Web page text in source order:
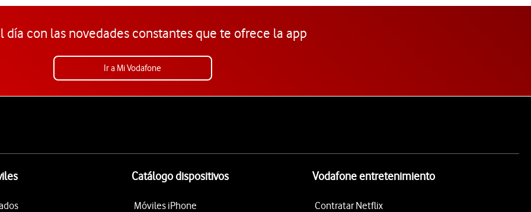
día con las novedades constantes que te ofrece la app
Ir a Mi Vodafone
Catálogo dispositivos
Móviles iPhone
Vodafone entretenimiento
Contratar Netflix